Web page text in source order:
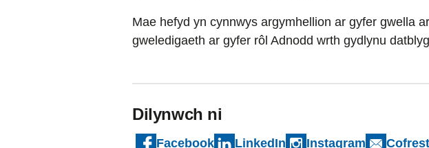
Mae hefyd yn cynnwys argymhellion ar gyfer gwella
gweledigaeth ar gyfer rôl Adnodd wrth gydlynu
Dilynwch ni
Facebook LinkedIn Instagram